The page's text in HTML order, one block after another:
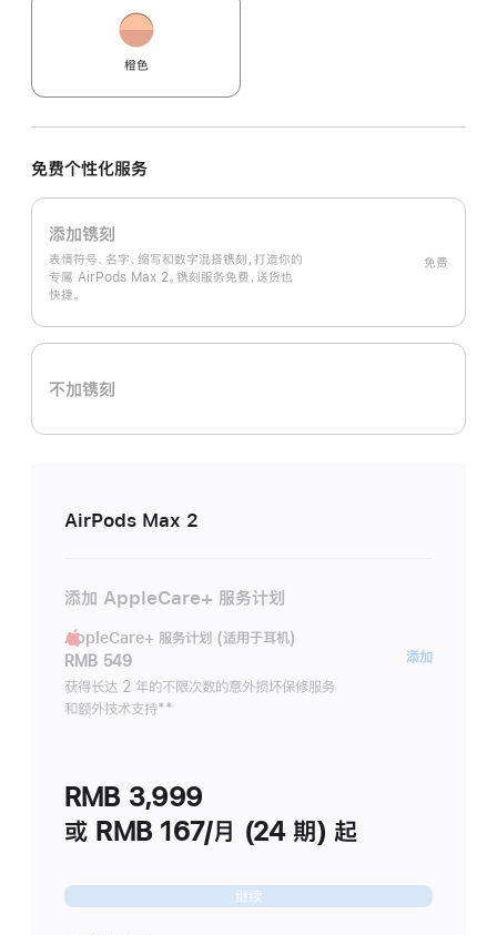
橙色
免费个性化服务
添加镌刻
表情符号、名字、缩写和数字混搭镌刻，打造你的
专属 AirPods Max 2。镌刻服务免费，送货也
快捷。
免费
不加镌刻
AirPods Max 2
添加 AppleCare+ 服务计划
AppleCare+ 服务计划 (适用于耳机)
RMB 549
获得长达 2 年的不限次数的意外损坏保修服务
和额外技术支持脚
**
添加
RMB 3,999
或 RMB 167/月 (24 期) 起
继续